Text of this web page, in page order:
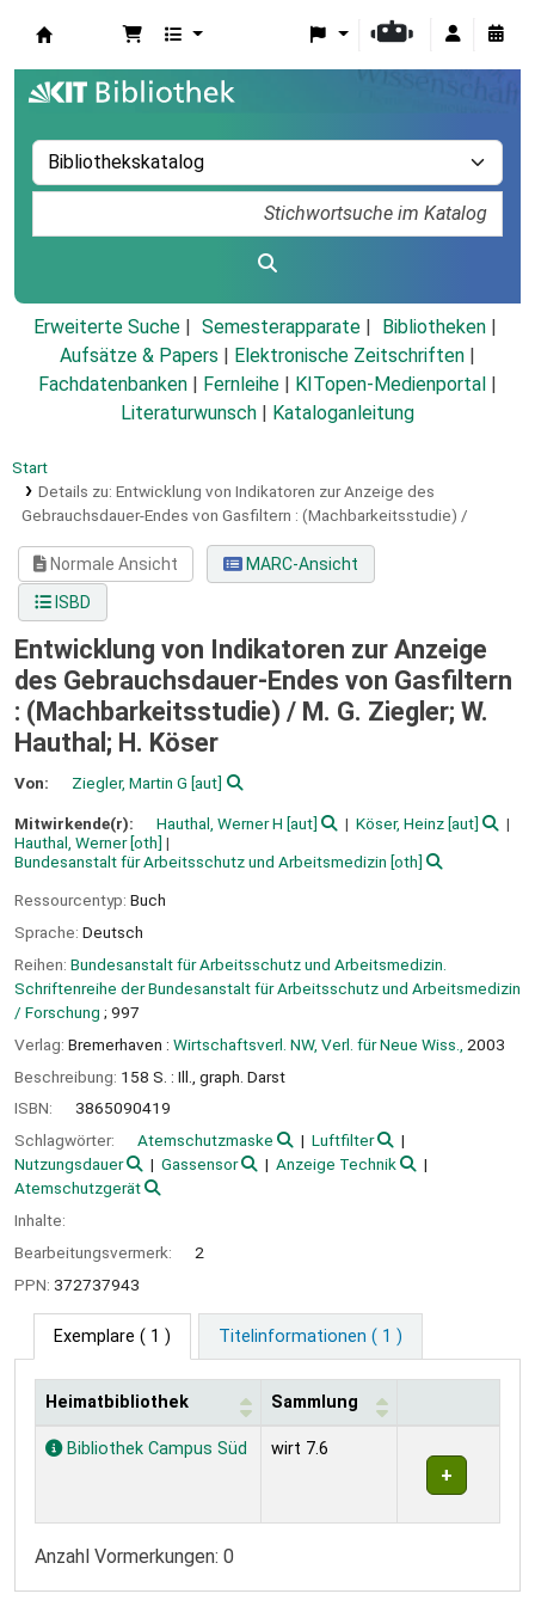
Erweiterte Suche Semesterapparate
Bibliotheken
Aufsätze & Papers
Elektronische Zeitschriften
Fachdatenbanken
Fernleihe KITopen-Medienportal
Literaturwunsch
Kataloganleitung
Start
Details zu: Entwicklung von Indikatoren zur Anzeige des
Gebrauchsdauer-Endes von Gasfiltern : (Machbarkeitsstudie) /
Normale Ansicht
MARC-Ansicht
ISBD
Entwicklung von Indikatoren zur Anzeige
des Gebrauchsdauer-Endes von Gasfiltern
: (Machbarkeitsstudie) / M. G. Ziegler; W.
Hauthal; H. Köser
Von: Ziegler, Martin G [aut]
Mitwirkende(r): Hauthal, Werner H [aut] Köser, Heinz[aut]
Hauthal, Werner[oth]
Bundesanstalt für Arbeitsschutz und Arbeitsmedizin [oth]
Ressourcentyp: Buch
Sprache: Deutsch
Reihen: Bundesanstalt für Arbeitsschutz und Arbeitsmedizin.
Schriftenreihe der Bundesanstalt für Arbeitsschutz und Arbeitsmedizin
/ Forschung ; 997
Verlag: Bremerhaven : Wirtschaftsverl. NW, Verl. für Neue Wiss.,
2003
Beschreibung: 158 S. : Ill., graph. Darst
ISBN:
3865090419
Schlagwörter:
Atemschutzmaske
Luftfilter
Nutzungsdauer
Gassensor
Anzeige Technik
Atemschutzgerät
Inhalte:
Bearbeitungsvermerk:
2
PPN: 372737943
Exemplare ( 1 ) Titelinformationen ( 1 )
Exemplare
Heimatbibliothek Sammlung
Bibliothek Campus Süd wirt 7.6
Anzahl Vormerkungen: 0